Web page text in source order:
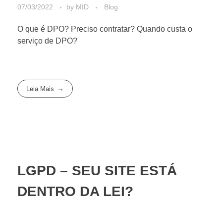
07/03/2022 by MID Blog
O que é DPO? Preciso contratar? Quando custa o
serviço de DPO?
Leia Mais
LGPD – SEU SITE ESTÁ
DENTRO DA LEI?